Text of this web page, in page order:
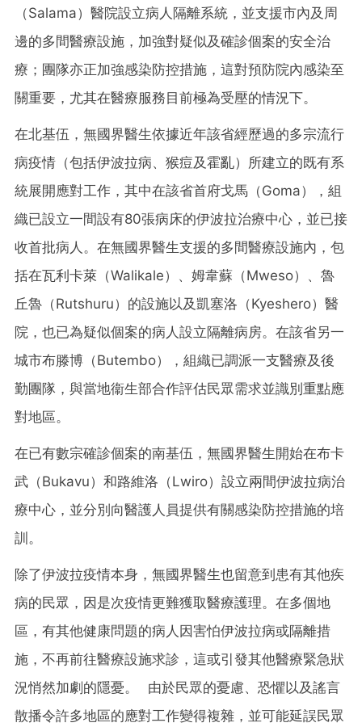
（Salama）醫院設立病人隔離系統，並支援市內及周
邊的多間醫療設施，加強對疑似及確診個案的安全治
療；團隊亦正加強感染防控措施，這對預防院內感染至
關重要，尤其在醫療服務目前極為受壓的情況下。
在北基伍，無國界醫生依據近年該省經歷過的多宗流行
病疫情（包括伊波拉病、猴痘及霍亂）所建立的既有系
統展開應對工作，其中在該省首府戈馬（Goma），組
織已設立一間設有80張病床的伊波拉治療中心，並已接
收首批病人。在無國界醫生支援的多間醫療設施內，包
括在瓦利卡萊（Walikale）、姆韋蘇（Mweso）、魯
丘魯（Rutshuru）的設施以及凱塞洛（Kyeshero）醫
院，也已為疑似個案的病人設立隔離病房。在該省另一
城市布滕博（Butembo），組織已調派一支醫療及後
勤團隊，與當地衞生部合作評估民眾需求並識別重點應
對地區。
在已有數宗確診個案的南基伍，無國界醫生開始在布卡
武（Bukavu）和路維洛（Lwiro）設立兩間伊波拉病治
療中心，並分別向醫護人員提供有關感染防控措施的培
訓。
除了伊波拉疫情本身，無國界醫生也留意到患有其他疾
病的民眾，因是次疫情更難獲取醫療護理。在多個地
區，有其他健康問題的病人因害怕伊波拉病或隔離措
施，不再前往醫療設施求診，這或引發其他醫療緊急狀
況悄然加劇的隱憂。 由於民眾的憂慮、恐懼以及謠言
散播令許多地區的應對工作變得複雜，並可能延誤民眾